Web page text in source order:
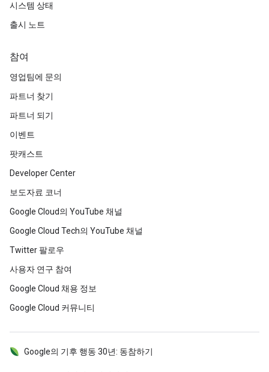
시스템 상태
출시 노트
참여
영업팀에 문의
파트너 찾기
파트너 되기
이벤트
팟캐스트
Developer Center
보도자료 코너
Google Cloud의 YouTube 채널
Google Cloud Tech의 YouTube 채널
Twitter 팔로우
사용자 연구 참여
Google Cloud 채용 정보
Google Cloud 커뮤니티
Google의 기후 행동 30년: 동참하기